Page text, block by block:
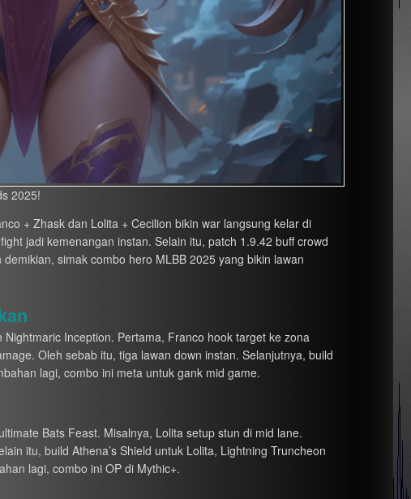
2025!
+ Zhask dan Lolita + Cecilion bikin war langsung kelar di
jadi kemenangan instan. Selain itu, patch 1.9.42 buff crowd
simak combo hero MLBB 2025 yang bikin lawan
Inception. Pertama, Franco hook target ke zona
Oleh sebab itu, tiga lawan down instan. Selanjutnya, build
lagi, combo ini meta untuk gank mid game.
Bats Feast. Misalnya, Lolita setup stun di mid lane.
itu, build Athena’s Shield untuk Lolita, Lightning Truncheon
lagi, combo ini OP di Mythic+.